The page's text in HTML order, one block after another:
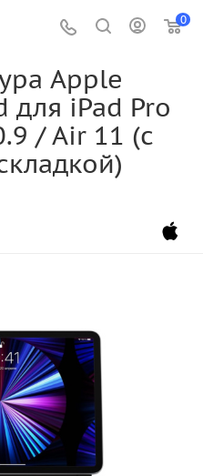
0
Apple
для iPad Pro
/ Air 11 (с